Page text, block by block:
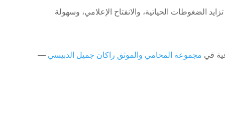
الضغوطات الحياتية، والانفتاح الإعلامي، وسهولة
في مجموعة المحامي والموثق راكان جميل الدبيسي —